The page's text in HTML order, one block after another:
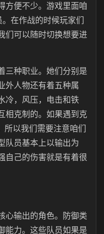
方便不少。游戏里面咱
在作战的时候玩家们
们可以随时切换想要进
三种职业。她们分别是
外人物还有着五种属
冷，风压，电击和铁
相克制的。如果遇到克
所以我们需要注意咱们
队员基本上以输出为
自己的伤害就是有着很
心输出的角色。防御类
能力。这些队员如果是